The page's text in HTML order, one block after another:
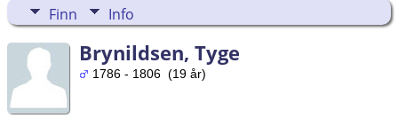
Finn Info
Brynildsen, Tyge
1786 - 1806 (19 år)